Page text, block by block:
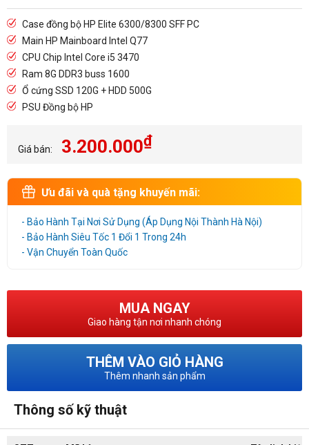
Case đồng bộ HP Elite 6300/8300 SFF PC
Main HP Mainboard Intel Q77
CPU Chip Intel Core i5 3470
Ram 8G DDR3 buss 1600
Ổ cứng SSD 120G + HDD 500G
PSU Đồng bộ HP
Giá bán: 3.200.000₫
Ưu đãi và quà tặng khuyến mãi:
- Bảo Hành Tại Nơi Sử Dụng (Áp Dụng Nội Thành Hà Nội)
- Bảo Hành Siêu Tốc 1 Đổi 1 Trong 24h
- Vận Chuyển Toàn Quốc
MUA NGAY
Giao hàng tận nơi nhanh chóng
THÊM VÀO GIỎ HÀNG
Thêm nhanh sản phẩm
Thông số kỹ thuật